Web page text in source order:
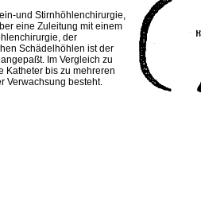
und Stirnhöhlenchirurgie,
eine Zuleitung mit einem
der
Schädelhöhlen ist der
Im Vergleich zu
Katheter bis zu mehreren
Verwachsung besteht.